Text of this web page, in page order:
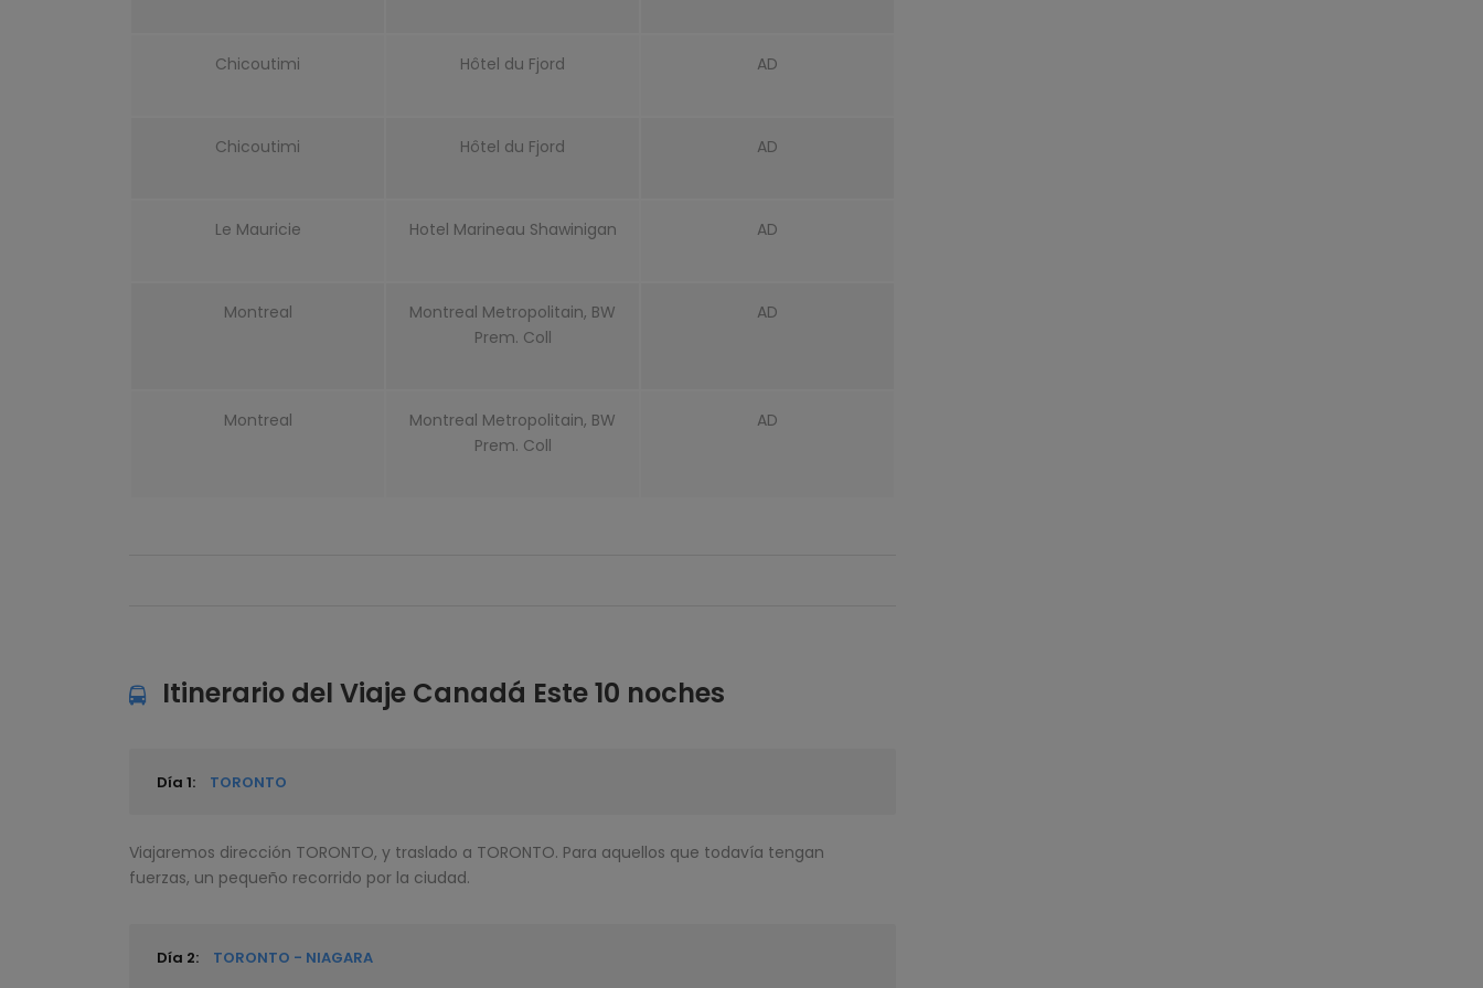
Chicoutimi Hôtel du Fjord AD
Chicoutimi Hôtel du Fjord AD
Le Mauricie Hotel Marineau Shawinigan AD
Montreal
Montreal Metropolitain, BW
Prem. Coll
AD
Montreal
Montreal Metropolitain, BW
Prem. Coll
AD
Itinerario del Viaje Canadá Este 10 noches
Día 1: TORONTO
Viajaremos dirección TORONTO, y traslado a TORONTO. Para aquellos que todavía tengan
fuerzas, un pequeño recorrido por la ciudad.
Día 2: TORONTO - NIAGARA